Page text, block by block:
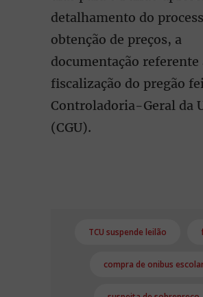
detalhamento do
obtenção de preços, a
documentação referente
fiscalização do pregão
Controladoria-Geral da
(CGU).
TCU suspende leilão
compra de onibus